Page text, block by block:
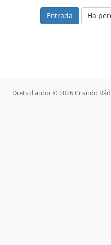
Ha
Drets d'autor © 2026 Criando